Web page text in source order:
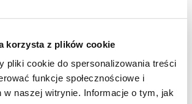
korzysta z plików cookie
pliki cookie do spersonalizowania treści
funkcje społecznościowe i
w naszej witrynie. Informacje o tym, jak